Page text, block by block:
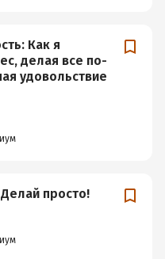
Как я
делая все по-
удовольствие
просто!